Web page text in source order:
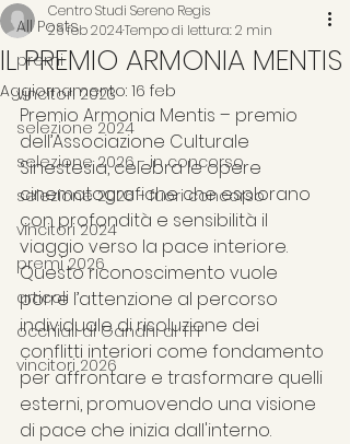
All Posts
premi
vincitori 2023
selezione 2024
selezione 2026 - in concorso
selezione 2026 - fuori concorso
vincitori 2024
premi 2026
articoli
occhiali di Gandhi al TFF
vincitori 2026
IL PREMIO ARMONIA MENTIS
Centro Studi Sereno Regis
26 feb 2024Tempo di lettura: 2 min
Aggiornamento: 16 feb
Premio Armonia Mentis – premio
dell’Associazione Culturale
Sinestesia, celebra le opere
cinematografiche che esplorano
con profondità e sensibilità il
viaggio verso la pace interiore.
Questo riconoscimento vuole
porre l’attenzione al percorso
individuale di risoluzione dei
conflitti interiori come fondamento
per affrontare e trasformare quelli
esterni, promuovendo una visione
di pace che inizia dall'interno.